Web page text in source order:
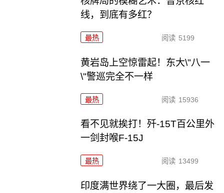
线，到底有多红？
最热 阅读 5199
黄岩岛上空惊雷起！东大\"八一
\"警巡完全不一样
最热 阅读 15936
看不见就挨打！歼-15T百公里外
一剑封喉F-15J
最热 阅读 13499
印度满世界绕了一大圈，最后发